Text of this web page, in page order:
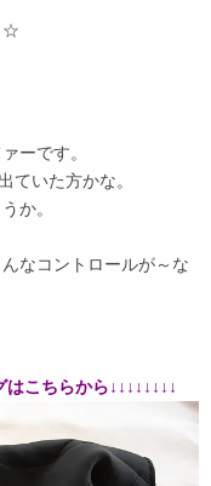
☆
ーです。
ていた方かな。
か。
なコントロールが～な
こちらから↓↓↓↓↓↓↓↓